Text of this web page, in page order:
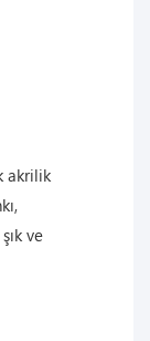
akrilik
ve